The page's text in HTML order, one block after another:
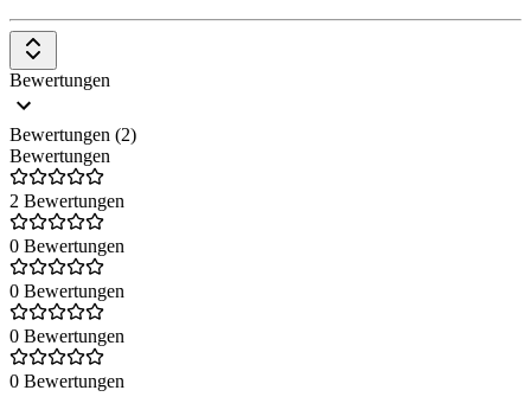
Bewertungen
Bewertungen (2)
Bewertungen
2 Bewertungen
0 Bewertungen
0 Bewertungen
0 Bewertungen
0 Bewertungen